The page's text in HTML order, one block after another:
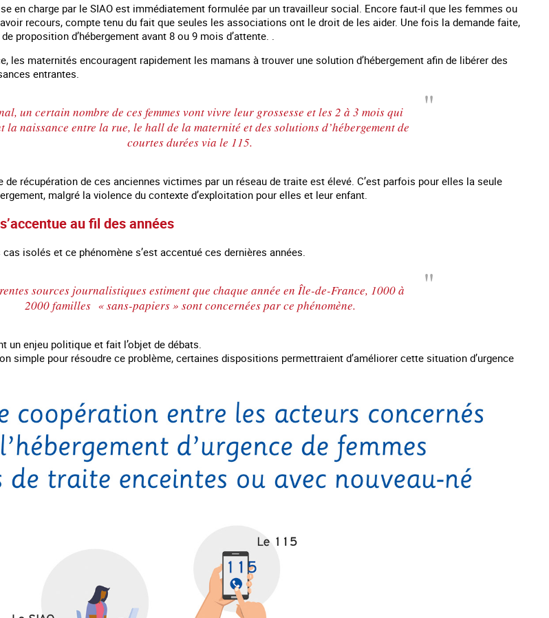
en charge par le SIAO est immédiatement formulée par un travailleur social. Encore faut-il que les femmes ou
recours, compte tenu du fait que seules les associations ont le droit de les aider. Une fois la demande faite,
proposition d’hébergement avant 8 ou 9 mois d’attente. .
les maternités encouragent rapidement les mamans à trouver une solution d’hébergement afin de libérer des
entrantes.
un certain nombre de ces femmes vont vivre leur grossesse et les 2 à 3 mois qui
la naissance entre la rue, le hall de la maternité et des solutions d’hébergement de
courtes durées via le 115.
de récupération de ces anciennes victimes par un réseau de traite est élevé. C’est parfois pour elles la seule
malgré la violence du contexte d’exploitation pour elles et leur enfant.
au fil des années
isolés et ce phénomène s’est accentué ces dernières années.
sources journalistiques estiment que chaque année en Île-de-France, 1000 à
2000 familles « sans-papiers » sont concernées par ce phénomène.
un enjeu politique et fait l’objet de débats.
simple pour résoudre ce problème, certaines dispositions permettraient d’améliorer cette situation d’urgence